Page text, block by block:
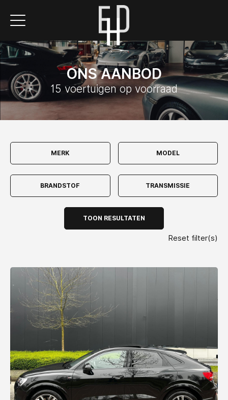
ONS AANBOD
15 voertuigen op voorraad
TOON RESULTATEN
Reset filter(s)